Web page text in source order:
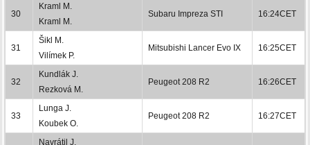
30
Kraml M.
Kraml M.
Subaru Impreza STI 16:24CET
31
Šikl M.
Vilímek P.
Mitsubishi Lancer Evo IX 16:25CET
32
Kundlák J.
Rezková M.
Peugeot 208 R2 16:26CET
33
Lunga J.
Koubek O.
Peugeot 208 R2 16:27CET
Navrátil J.